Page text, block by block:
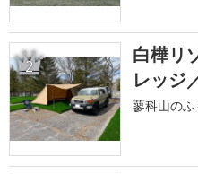
2
白樺リ
レッジ
蓼科山の